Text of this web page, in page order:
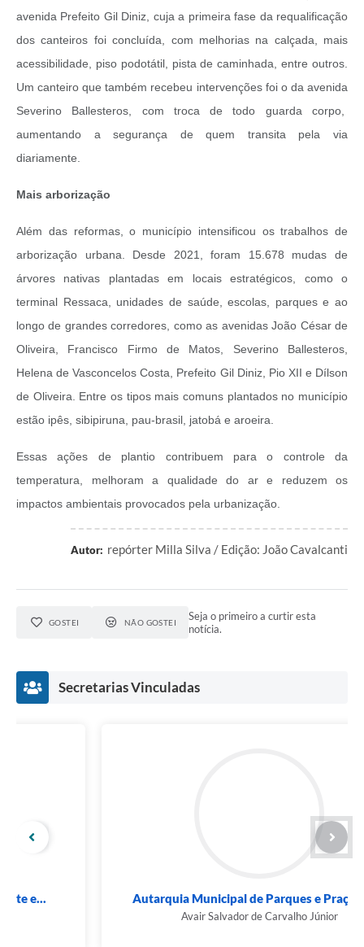
avenida Prefeito Gil Diniz, cuja a primeira fase da requalificação
dos canteiros foi concluída, com melhorias na calçada, mais
acessibilidade, piso podotátil, pista de caminhada, entre outros.
Um canteiro que também recebeu intervenções foi o da avenida
Severino Ballesteros, com troca de todo guarda corpo,
aumentando a segurança de quem transita pela via
diariamente.
Mais arborização
Além das reformas, o município intensificou os trabalhos de
arborização urbana. Desde 2021, foram 15.678 mudas de
árvores nativas plantadas em locais estratégicos, como o
terminal Ressaca, unidades de saúde, escolas, parques e ao
longo de grandes corredores, como as avenidas João César de
Oliveira, Francisco Firmo de Matos, Severino Ballesteros,
Helena de Vasconcelos Costa, Prefeito Gil Diniz, Pio XII e Dílson
de Oliveira. Entre os tipos mais comuns plantados no município
estão ipês, sibipiruna, pau-brasil, jatobá e aroeira.
Essas ações de plantio contribuem para o controle da
temperatura, melhoram a qualidade do ar e reduzem os
impactos ambientais provocados pela urbanização.
Autor: repórter Milla Silva / Edição: João Cavalcanti
GOSTEI NÃO GOSTEI
Seja o primeiro a curtir esta
notícia.
Secretarias Vinculadas
Autarquia Municipal de Parques e Praças de...
Avair Salvador de Carvalho Júnior